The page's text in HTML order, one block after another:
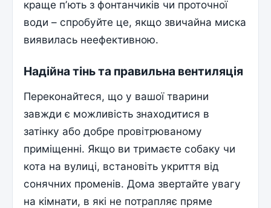
краще пʼють з фонтанчиків чи проточної
води – спробуйте це, якщо звичайна миска
виявилась неефективною.
Надійна тінь та правильна вентиляція
Переконайтеся, що у вашої тварини
завжди є можливість знаходитися в
затінку або добре провітрюваному
приміщенні. Якщо ви тримаєте собаку чи
кота на вулиці, встановіть укриття від
сонячних променів. Дома звертайте увагу
на кімнати, в які не потрапляє пряме